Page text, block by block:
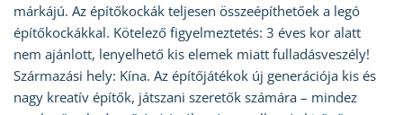
márkájú. Az építőkockák teljesen összeépíthetőek a legó
építőkockákkal. Kötelező figyelmeztetés: 3 éves kor alatt
nem ajánlott, lenyelhető kis elemek miatt fulladásveszély!
Származási hely: Kína. Az építőjátékok új generációja kis és
nagy kreatív építők, játszani szeretők számára – mindez